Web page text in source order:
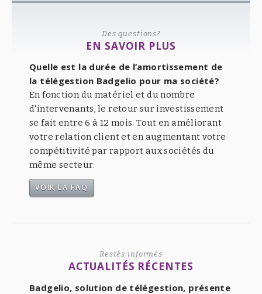
Des questions?
EN SAVOIR PLUS
Quelle est la durée de l’amortissement de
la télégestion Badgelio pour ma société?
En fonction du matériel et du nombre
d'intervenants, le retour sur investissement
se fait entre 6 à 12 mois. Tout en améliorant
votre relation client et en augmentant votre
compétitivité par rapport aux sociétés du
même secteur.
VOIR LA FAQ
Restés informés
ACTUALITÉS RÉCENTES
Badgelio, solution de télégestion, présente